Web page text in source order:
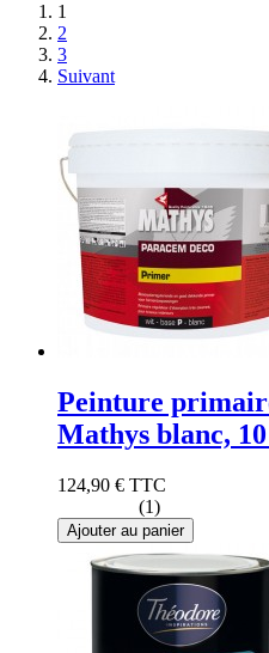
1
2
3
Suivant
Peinture
Mathys blanc,
124,90 € TTC
(1)
Ajouter au panier